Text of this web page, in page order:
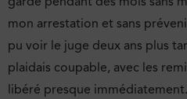
mon arrestation et sans
pu voir le juge deux ans plus
plaidais coupable, avec les
libéré presque